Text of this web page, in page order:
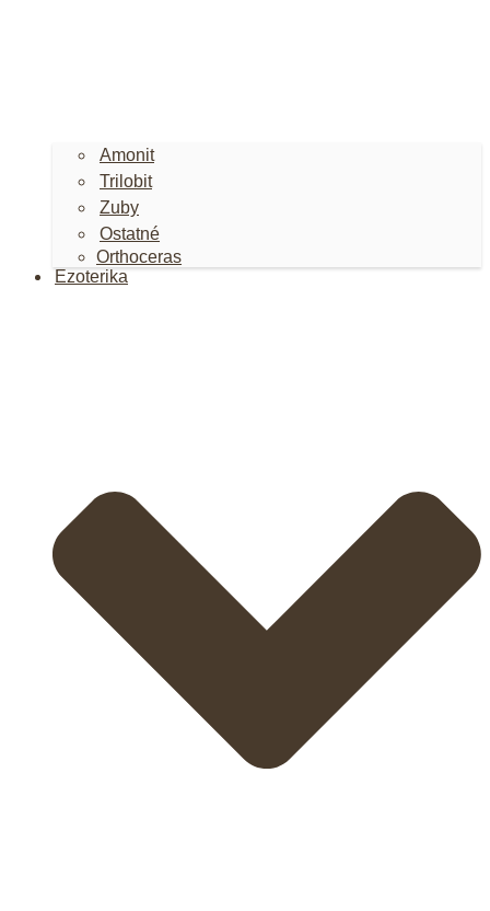
Amonit
Trilobit
Zuby
Ostatné
Orthoceras
Ezoterika